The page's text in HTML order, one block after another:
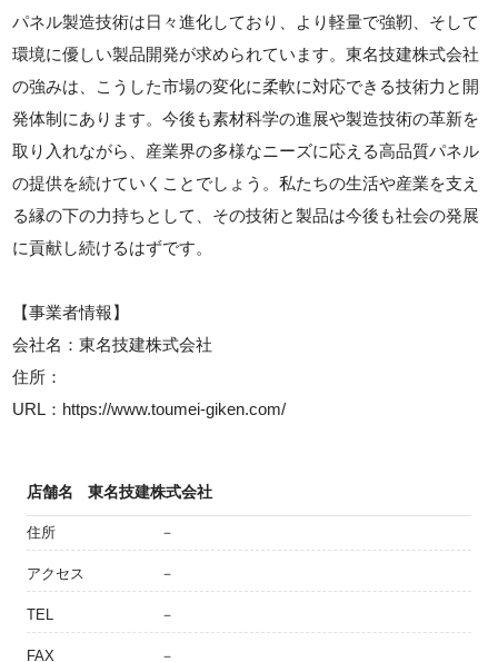
パネル製造技術は日々進化しており、より軽量で強靭、そして
環境に優しい製品開発が求められています。東名技建株式会社
の強みは、こうした市場の変化に柔軟に対応できる技術力と開
発体制にあります。今後も素材科学の進展や製造技術の革新を
取り入れながら、産業界の多様なニーズに応える高品質パネル
の提供を続けていくことでしょう。私たちの生活や産業を支え
る縁の下の力持ちとして、その技術と製品は今後も社会の発展
に貢献し続けるはずです。
【事業者情報】
会社名：東名技建株式会社
住所：
URL：https://www.toumei-giken.com/
店舗名 東名技建株式会社
住所 －
アクセス －
TEL －
FAX －